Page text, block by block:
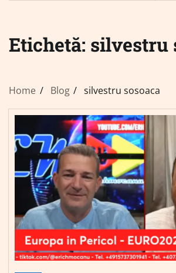
Etichetă: silvestru
Home Blog silvestru sosoaca